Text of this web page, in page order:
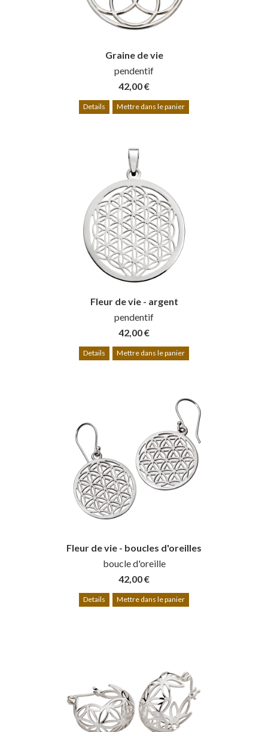
Graine de vie
pendentif
42,00 €
Details Mettre dans le panier
Fleur de vie - argent
pendentif
42,00 €
Details Mettre dans le panier
Fleur de vie - boucles d'oreilles
boucle d'oreille
42,00 €
Details Mettre dans le panier